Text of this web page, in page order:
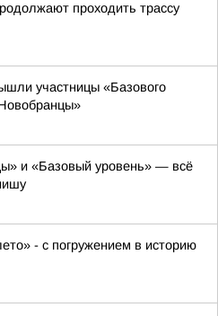
проходить трассу
участницы «Базового
и «Базовый уровень» — всё
- с погружением в историю